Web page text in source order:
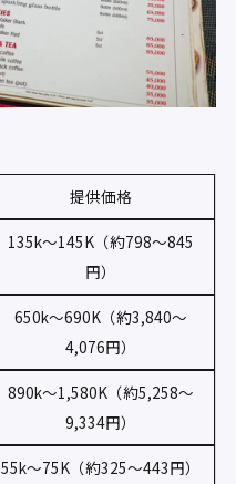
提供価格
135k〜145K（約798〜845
円）
650k〜690K（約3,840〜
4,076円）
890k〜1,580K（約5,258〜
9,334円）
55k〜75K（約325〜443円）